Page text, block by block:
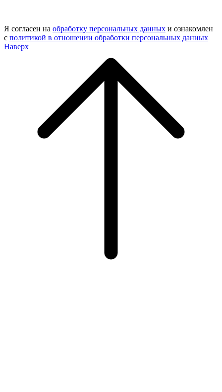
Я согласен на обработку персональных данных и ознакомлен
с политикой в отношении обработки персональных данных
Наверх